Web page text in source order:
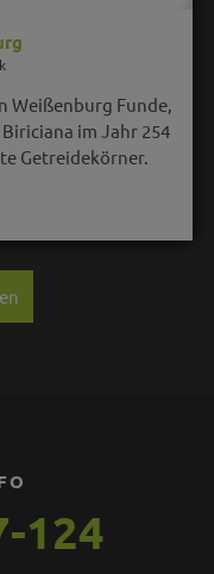
Weißenburg Funde,
im Jahr 254
Getreidekörner.
124